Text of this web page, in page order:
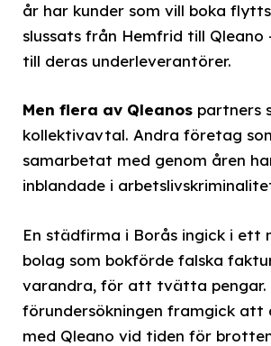
år har kunder som vill boka
slussats från Hemfrid till Qleano
till deras underleverantörer.
Men flera av Qleanos partners
kollektivavtal. Andra företag
samarbetat med genom åren
inblandade i
En städfirma i Borås ingick i ett
bolag som bokförde falska
varandra, för att tvätta pengar.
förundersökningen framgick att
med Qleano vid tiden för